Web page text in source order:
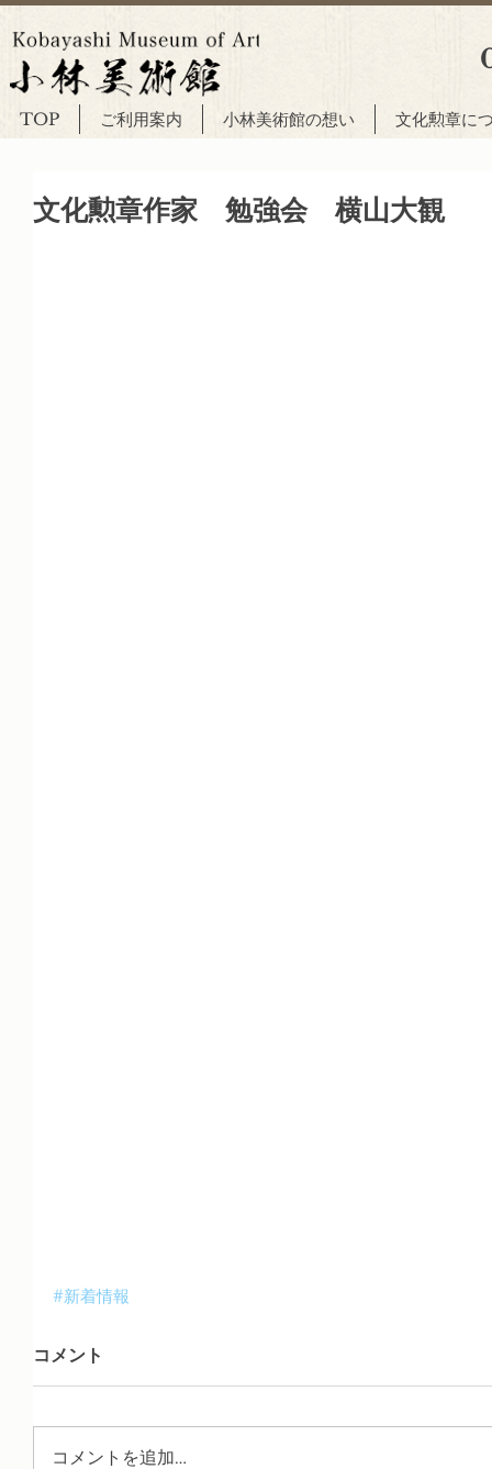
TOP ご利用案内 小林美術館の想い 文化勲章に
文化勲章作家 勉強会 横山大観
#新着情報
コメント
コメントを追加…